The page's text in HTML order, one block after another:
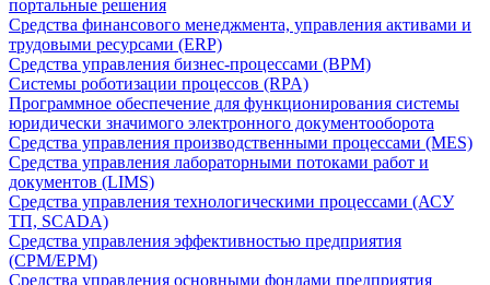
портальные решения
Средства финансового менеджмента, управления активами и
трудовыми ресурсами (ERP)
Средства управления бизнес-процессами (BPM)
Системы роботизации процессов (RPA)
Программное обеспечение для функционирования системы
юридически значимого электронного документооборота
Средства управления производственными процессами (MES)
Средства управления лабораторными потоками работ и
документов (LIMS)
Средства управления технологическими процессами (АСУ
ТП, SCADA)
Средства управления эффективностью предприятия
(CPM/EPM)
Средства управления основными фондами предприятия